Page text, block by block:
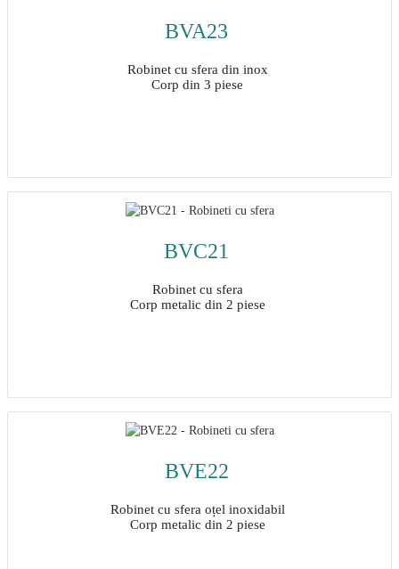
BVA23
Robinet cu sfera din inox
Corp din 3 piese
BVC21
Robinet cu sfera
Corp metalic din 2 piese
BVE22
Robinet cu sfera oțel inoxidabil
Corp metalic din 2 piese